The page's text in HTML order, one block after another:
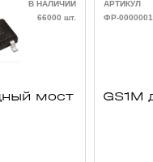
В НАЛИЧИИ
66000 шт.
мост
АРТИКУЛ
ФР-
GS1M